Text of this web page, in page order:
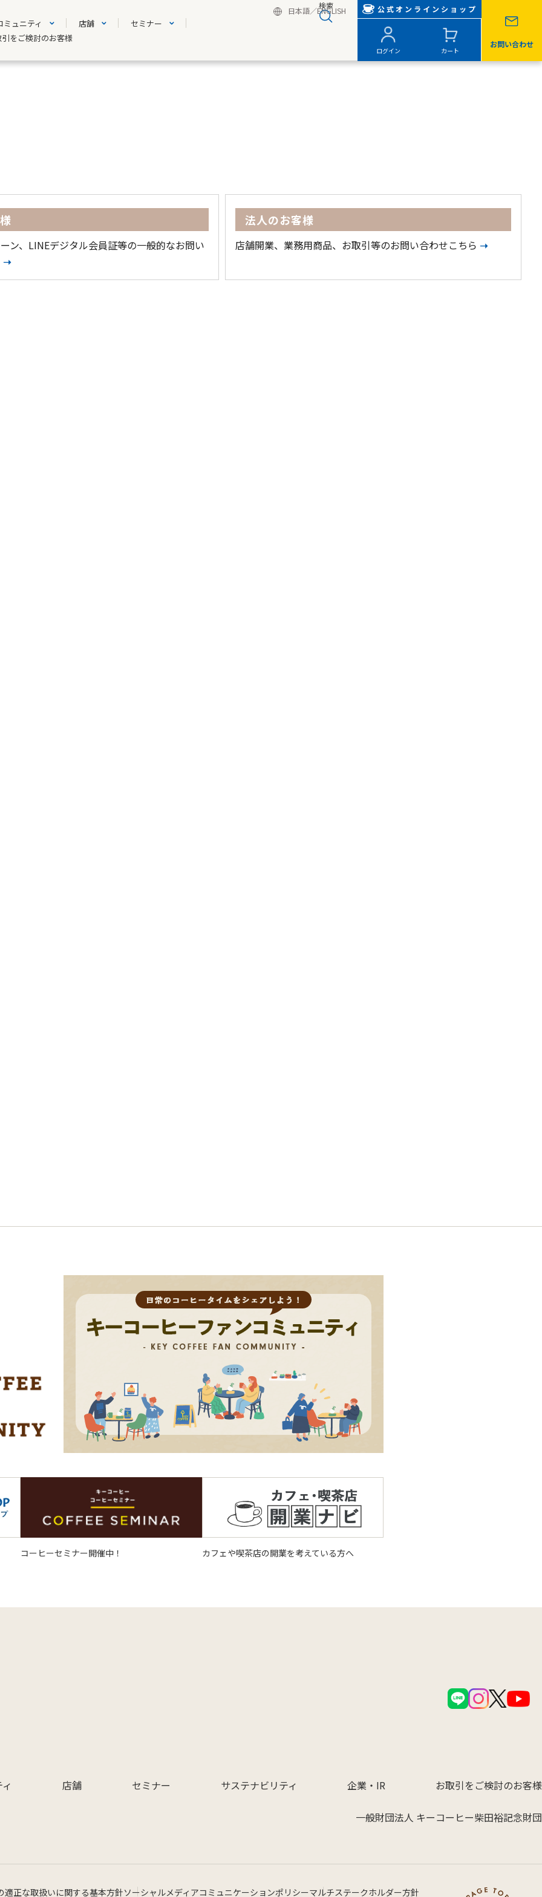
ミュニティ 店舗
セミナー
をご検討のお客様
日本語／ENGLISH
検索 公式オンラインショップ
ログイン カート
お問い合わせ
ン、LINEデジタル会員証等の一般的なお問い
➝
法人のお客様
店舗開業、業務用商品、お取引等のお問い合わせこちら ➝
コーヒーセミナー開催中！ カフェや喫茶店の開業を考えている方へ
店舗 セミナー サステナビリティ 企業・IR お取引をご検討のお客様
一般財団法人 キーコーヒー柴田裕記念財団
適正な取扱いに関する基本方針ソーシャルメディアコミュニケーションポリシーマルチステークホルダー方針